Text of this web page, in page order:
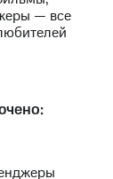
— все